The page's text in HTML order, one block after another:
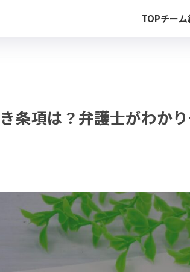
TOPチー
条項は？弁護士がわかり